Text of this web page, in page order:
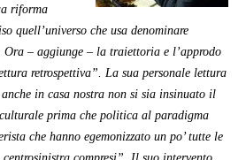
riforma
quell’universo che usa denominare
Ora – aggiunge – la traiettoria e l’approdo
retrospettiva”. La sua personale lettura
in casa nostra non si sia insinuato il
prima che politica al paradigma
che hanno egemonizzato un po’ tutte le